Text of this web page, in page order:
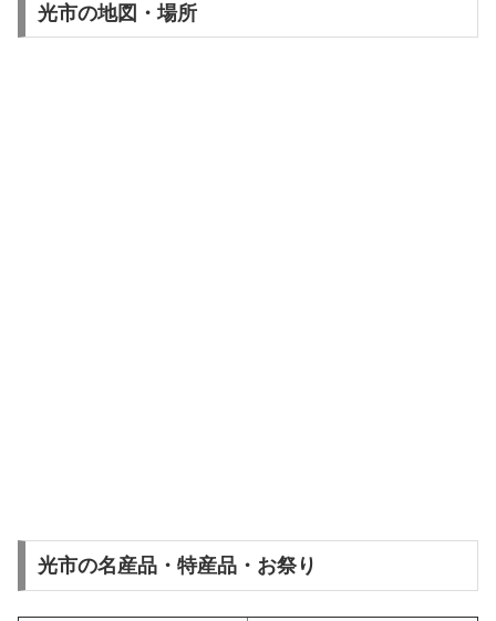
光市の地図・場所
光市の名産品・特産品・お祭り